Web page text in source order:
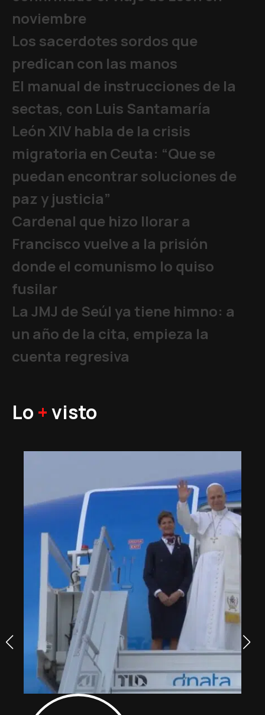
noviembre
Los sacerdotes sordos que
predican con las manos
El manual de instrucciones de la
sectas, con Luis Santamaría
León XIV habla de la crisis
migratoria en Ceuta: “Que se
puedan encontrar soluciones de
paz y justicia”
Cardenal que hizo llorar a
Francisco vuelve a la prisión
donde el comunismo lo quiso
fusilar
La JMJ de Seúl ya tiene himno: a
un año de la cita, empieza la
cuenta regresiva
Lo +visto